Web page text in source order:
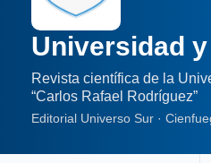
Universidad
Revista científica de la
“Carlos Rafael Rodríguez”
Editorial Universo Sur ·